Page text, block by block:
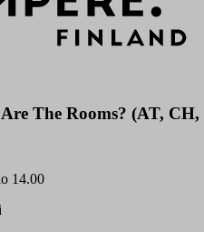
The Rooms? (AT, CH,
14.00